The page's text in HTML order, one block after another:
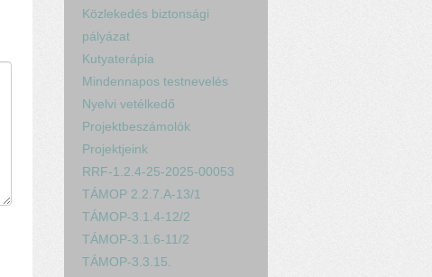
Közlekedés biztonsági
pályázat
Kutyaterápia
Mindennapos testnevelés
Nyelvi vetélkedő
Projektbeszámolók
Projektjeink
RRF-1.2.4-25-2025-00053
TÁMOP 2.2.7.A-13/1
TÁMOP-3.1.4-12/2
TÁMOP-3.1.6-11/2
TÁMOP-3.3.15.